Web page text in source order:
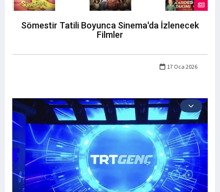
Sömestir Tatili Boyunca Sinema'da İzlenecek
Filmler
17 Oca 2026